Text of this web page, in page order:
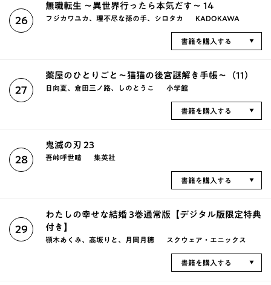
26
無職転生 ～異世界行ったら本気だす～ 14
フジカワユカ、理不尽な孫の手、シロタカ KADOKAWA
書籍を購入する
27
薬屋のひとりごと～猫猫の後宮謎解き手帳～（11）
日向夏、倉田三ノ路、しのとうこ 小学館
書籍を購入する
28
鬼滅の刃 23
吾峠呼世晴 集英社
書籍を購入する
29
わたしの幸せな結婚 3巻通常版【デジタル版限定特典
付き】
顎木あくみ、高坂りと、月岡月穂 スクウェア・エニックス
書籍を購入する